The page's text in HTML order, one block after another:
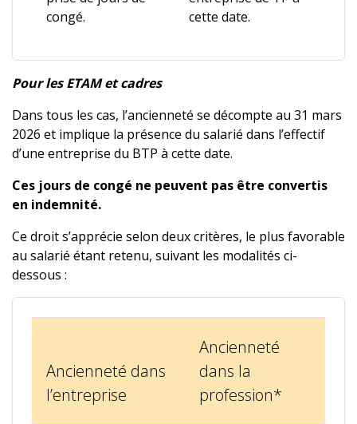
congé.
cette date.
Pour les ETAM et cadres
Dans tous les cas, l’ancienneté se décompte au 31 mars
2026 et implique la présence du salarié dans l’effectif
d’une entreprise du BTP à cette date.
Ces jours de congé ne peuvent pas être convertis
en indemnité.
Ce droit s’apprécie selon deux critères, le plus favorable
au salarié étant retenu, suivant les modalités ci-
dessous :
Ancienneté dans
l’entreprise
Ancienneté
dans la
profession*